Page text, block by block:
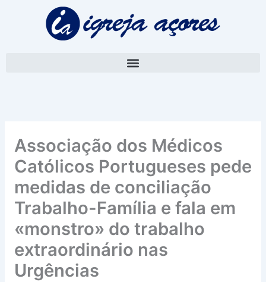
Associação dos Médicos
Católicos Portugueses pede
medidas de conciliação
Trabalho-Família e fala em
«monstro» do trabalho
extraordinário nas
Urgências